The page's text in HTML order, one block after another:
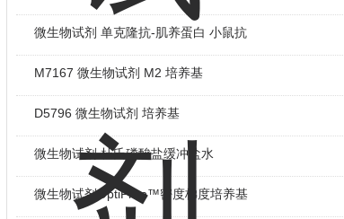
微生物试剂 单克隆抗-肌养蛋白 小鼠抗
M7167 微生物试剂 M2 培养基
D5796 微生物试剂 培养基
微生物试剂 杜氏磷酸盐缓冲盐水
微生物试剂OptiPrep™密度梯度培养基